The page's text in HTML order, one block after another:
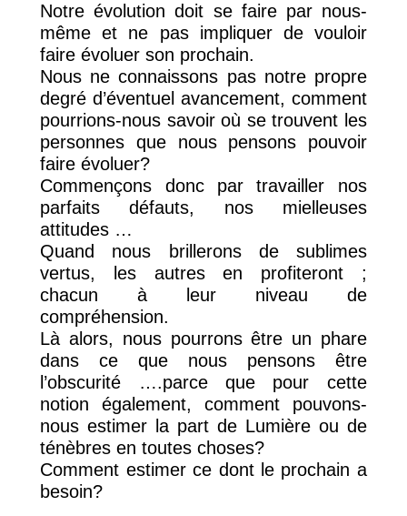
Notre évolution doit se faire par nous-
même et ne pas impliquer de vouloir
faire évoluer son prochain.
Nous ne connaissons pas notre propre
degré d’éventuel avancement, comment
pourrions-nous savoir où se trouvent les
personnes que nous pensons pouvoir
faire évoluer?
Commençons donc par travailler nos
parfaits défauts, nos mielleuses
attitudes …
Quand nous brillerons de sublimes
vertus, les autres en profiteront ;
chacun à leur niveau de
compréhension.
Là alors, nous pourrons être un phare
dans ce que nous pensons être
l’obscurité ….parce que pour cette
notion également, comment pouvons-
nous estimer la part de Lumière ou de
ténèbres en toutes choses?
Comment estimer ce dont le prochain a
besoin?